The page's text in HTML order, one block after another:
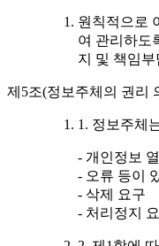
원칙적으로
여 관리하도
지 및 책임
제5조(정보주체의 권리
1. 정보주체
- 개인정보
- 오류 등이
- 삭제 요구
- 처리정지